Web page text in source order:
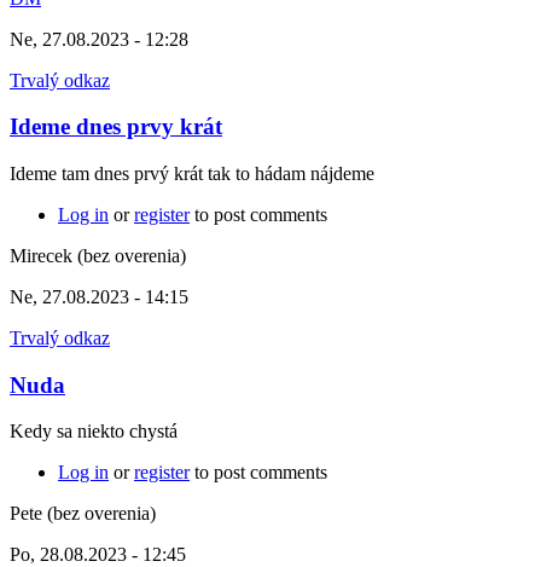
Ne, 27.08.2023 - 12:28
Trvalý odkaz
Ideme dnes prvy krát
Ideme tam dnes prvý krát tak to hádam nájdeme
Log in orregisterto post comments
Mirecek (bez overenia)
Ne, 27.08.2023 - 14:15
Trvalý odkaz
Nuda
Kedy sa niekto chystá
Log in orregisterto post comments
Pete (bez overenia)
Po, 28.08.2023 - 12:45